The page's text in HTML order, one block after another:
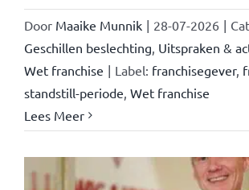
Door Maaike Munnik | 28-07-2026 |
Geschillen beslechting Uitspraken &
Wet franchise | Label: franchisegever,
standstill-periode Wet franchise
Lees Meer